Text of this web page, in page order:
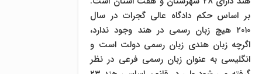
بر اساس حکم دادگاه عالی گجرات در سال
۲۰۱۰ هیچ زبان رسمی در هند وجود ندارد،
اگرچه زبان هندی زبان رسمی دولت است و
انگلیسی به عنوان زبان رسمی فرعی در نظر